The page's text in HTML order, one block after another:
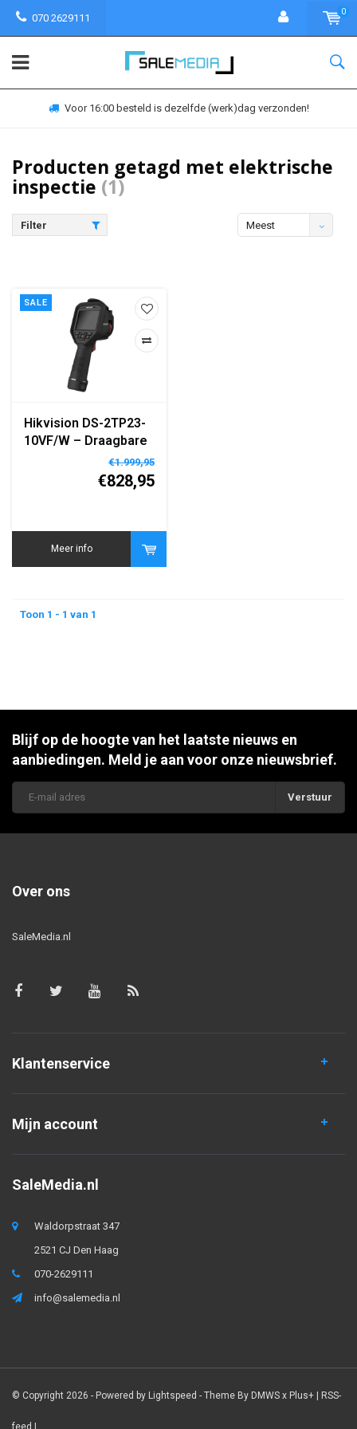
070 2629111
0
Voor 16:00 besteld is dezelfde (werk)dag verzonden!
Producten getagd met elektrische
inspectie (1)
Filter
Meest
SALE
Hikvision DS-2TP23-
10VF/W – Draagbare
Thermografische
Warmtebeeldcamera
– 160×120 Resolutie
– Ingebouwde
Batterij
€1.999,95
€828,95
Meer info
Toon 1 - 1 van 1
Blijf op de hoogte van het laatste nieuws en
aanbiedingen. Meld je aan voor onze nieuwsbrief.
Verstuur
Over ons
SaleMedia.nl
Klantenservice
Mijn account
SaleMedia.nl
Waldorpstraat 347
2521 CJ Den Haag
070-2629111
info@salemedia.nl
© Copyright 2026 - Powered by Lightspeed - Theme By DMWS x Plus+ | RSS-
feed |